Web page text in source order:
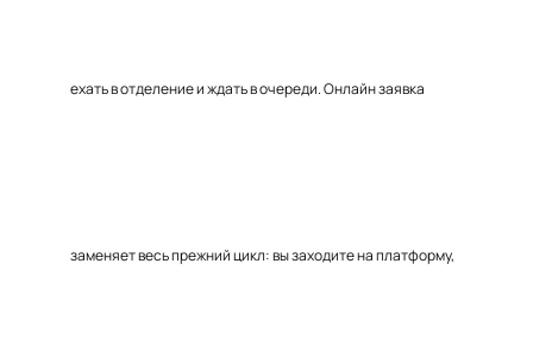
ехать в отделение и ждать в очереди. Онлайн заявка
заменяет весь прежний цикл: вы заходите на платформу,